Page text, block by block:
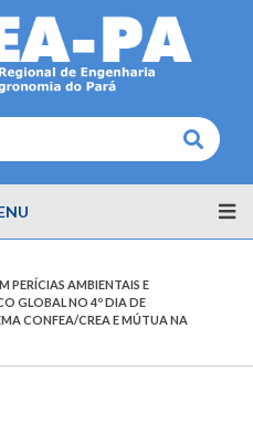
Buscar
PERÍCIAS AMBIENTAIS E
GLOBAL NO 4º DIA DE
CONFEA/CREA E MÚTUA NA